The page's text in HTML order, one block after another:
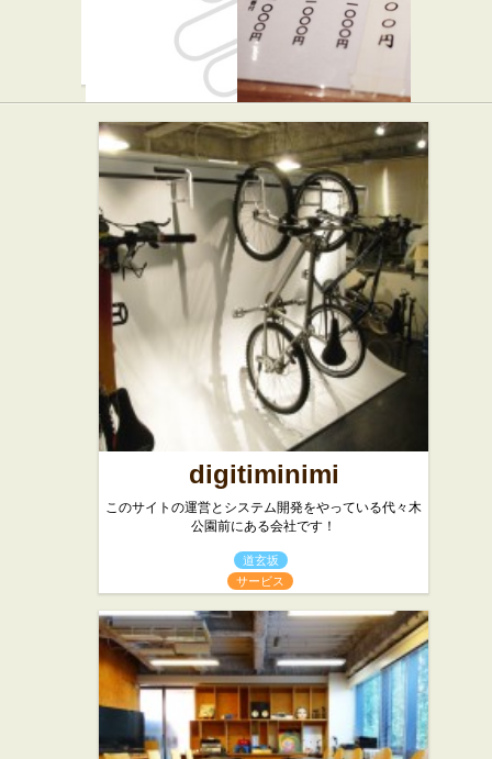
横濱家系
濃厚とん
こつラー
メン専門店
代々木商店
★☆☆
らーめん屋
魚籠庵 ★☆☆
和食
digitiminimi
このサイトの運営とシステム開発をやっている代々木
公園前にある会社です！
道玄坂
サービス